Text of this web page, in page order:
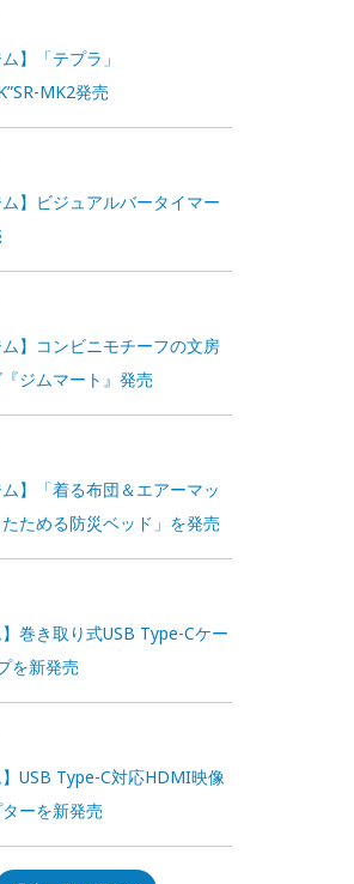
】「テプラ」
MK2発売
ム】ビジュアルバータイマー
ム】コンビニモチーフの文房
ジムマート』発売
ム】「着る布団＆エアーマッ
たためる防災ベッド」を発売
】巻き取り式USB Type-Cケー
を新発売
】USB Type-C対応HDMI映像
ーを新発売